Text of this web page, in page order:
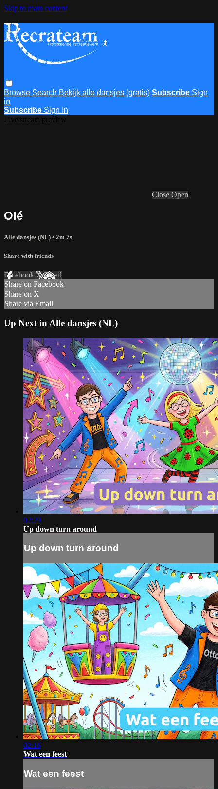
Skip to main content
Browse Search Bekijk alle dansjes (gratis) Subscribe Sign
in
Subscribe Sign In
Close Open
Olé
Alle dansjes (NL) • 2m 7s
Share with friends
Facebook XEmail
Share on Facebook
Share on X
Share via Email
Up Next in Alle dansjes (NL)
02:29
Up down turn around
Up down turn around
02:16
Wat een feest
Wat een feest